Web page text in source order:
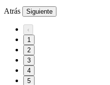
Atrás Siguiente
‹
1
2
3
4
5